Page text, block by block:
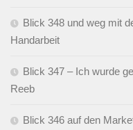
Blick 348 und weg mit
Handarbeit
Blick 347 – Ich wurde
Reeb
Blick 346 auf den